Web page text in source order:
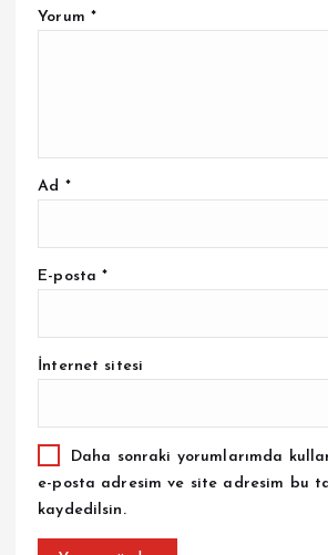
Yorum *
Ad *
E-posta*
İnternet sitesi
Daha sonraki yorumlarımda
e-posta adresim ve site adresim bu
kaydedilsin.